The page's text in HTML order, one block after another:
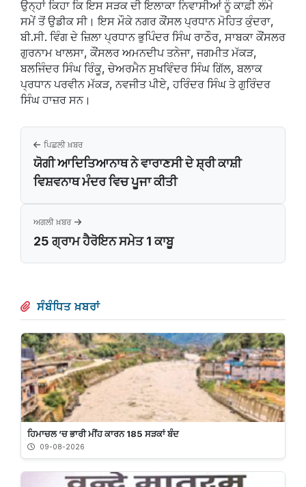
ਉਨ੍ਹਾਂ ਕਿਹਾ ਕਿ ਇਸ ਸੜਕ ਦੀ ਇਲਾਕਾ ਨਿਵਾਸੀਆਂ ਨੂੰ ਕਾਫ਼ੀ ਲੰਮੇ
ਸਮੇਂ ਤੋਂ ਉਡੀਕ ਸੀ। ਇਸ ਮੌਕੇ ਨਗਰ ਕੌਂਸਲ ਪ੍ਰਧਾਨ ਮੋਹਿਤ ਕੁੰਦਰਾ,
ਬੀ.ਸੀ. ਵਿੰਗ ਦੇ ਜ਼ਿਲਾ ਪ੍ਰਧਾਨ ਭੁਪਿੰਦਰ ਸਿੰਘ ਰਾਠੌਰ, ਸਾਬਕਾ ਕੌਂਸਲਰ
ਗੁਰਨਾਮ ਖਾਲਸਾ, ਕੌਂਸਲਰ ਅਮਨਦੀਪ ਤਨੇਜਾ, ਜਗਮੀਤ ਮੱਕੜ,
ਬਲਜਿੰਦਰ ਸਿੰਘ ਰਿੰਕੂ, ਚੇਅਰਮੈਨ ਸੁਖਵਿੰਦਰ ਸਿੰਘ ਗਿੱਲ, ਬਲਾਕ
ਪ੍ਰਧਾਨ ਪਰਵੀਨ ਮੱਕੜ, ਨਵਜੀਤ ਪੀਏ, ਹਰਿੰਦਰ ਸਿੰਘ ਤੇ ਗੁਰਿੰਦਰ
ਸਿੰਘ ਹਾਜ਼ਰ ਸਨ।
ਪਿਛਲੀ ਖ਼ਬਰ
ਯੋਗੀ ਆਦਿਤਿਆਨਾਥ ਨੇ ਵਾਰਾਣਸੀ ਦੇ ਸ਼੍ਰੀ ਕਾਸ਼ੀ
ਵਿਸ਼ਵਨਾਥ ਮੰਦਰ ਵਿਚ ਪੂਜਾ ਕੀਤੀ
ਅਗਲੀ ਖ਼ਬਰ
25 ਗ੍ਰਾਮ ਹੈਰੋਇਨ ਸਮੇਤ 1 ਕਾਬੂ
ਸੰਬੰਧਿਤ ਖ਼ਬਰਾਂ
ਹਿਮਾਚਲ ’ਚ ਭਾਰੀ ਮੀਂਹ ਕਾਰਨ 185 ਸੜਕਾਂ ਬੰਦ
09-08-2026